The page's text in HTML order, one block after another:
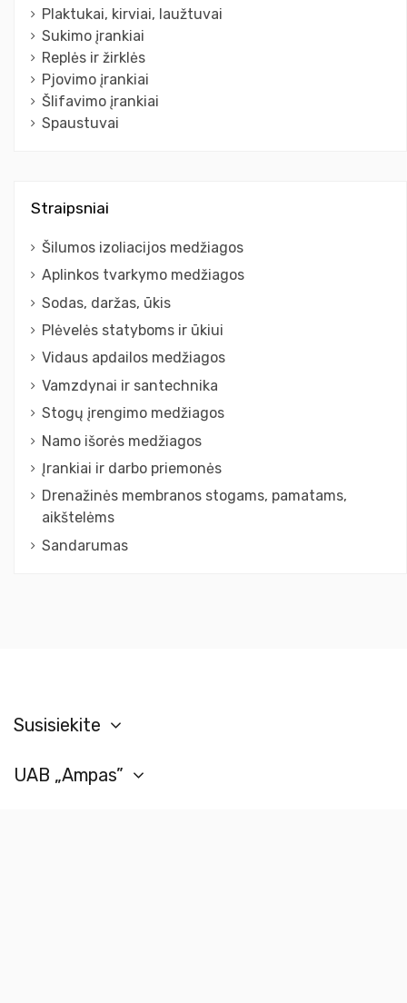
Plaktukai, kirviai, laužtuvai
Sukimo įrankiai
Replės ir žirklės
Pjovimo įrankiai
Šlifavimo įrankiai
Spaustuvai
Straipsniai
Šilumos izoliacijos medžiagos
Aplinkos tvarkymo medžiagos
Sodas, daržas, ūkis
Plėvelės statyboms ir ūkiui
Vidaus apdailos medžiagos
Vamzdynai ir santechnika
Stogų įrengimo medžiagos
Namo išorės medžiagos
Įrankiai ir darbo priemonės
Drenažinės membranos stogams, pamatams,
aikštelėms
Sandarumas
Susisiekite
UAB „Ampas”